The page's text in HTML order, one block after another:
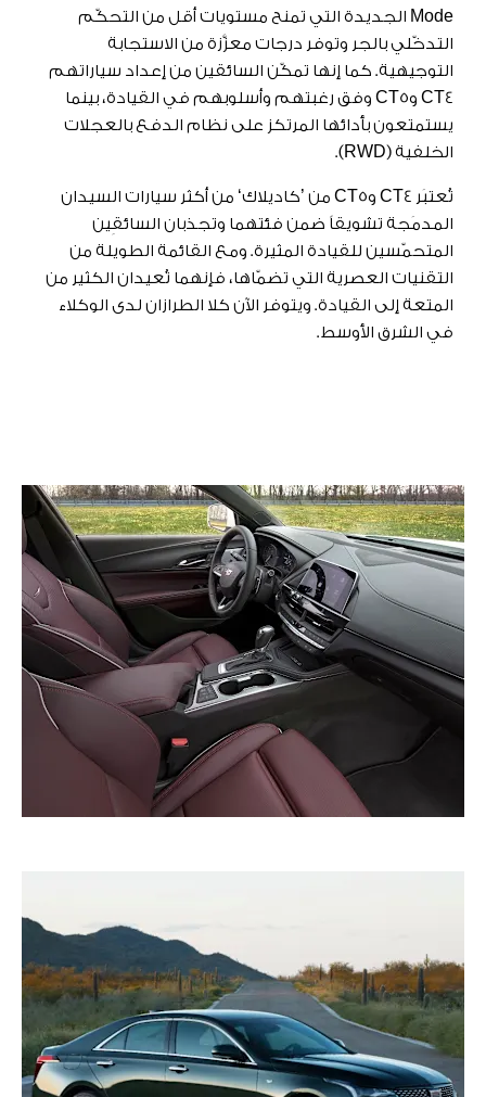
Mode الجديدة التي تمنح مستويات أقل من التحكّم
التدخّلي بالجر وتوفر درجات معزَّزة من الاستجابة
التوجيهية. كما إنها تمكّن السائقين من إعداد سياراتهم
CT4 وCT5 وفق رغبتهم وأسلوبهم في القيادة، بينما
يستمتعون بأدائها المرتكز على نظام الدفع بالعجلات
الخلفية (RWD).
تُعتبَر CT4 وCT5 من ’كاديلاك‘ من أكثر سيارات السيدان
المدمَجة تشويقاً ضمن فئتهما وتجذبان السائقِين
المتحمّسين للقيادة المثيرة. ومع القائمة الطويلة من
التقنيات العصرية التي تضمّاها، فإنهما تُعيدان الكثير من
المتعة إلى القيادة. ويتوفر الآن كلا الطرازان لدى الوكلاء
في الشرق الأوسط.